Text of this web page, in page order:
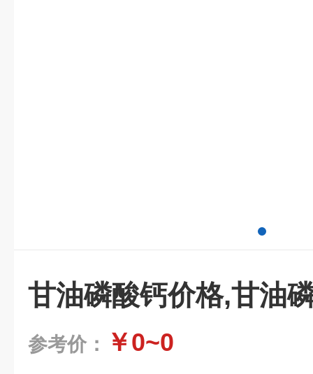
甘油磷酸钙价格,甘油
参考价： ￥0~0